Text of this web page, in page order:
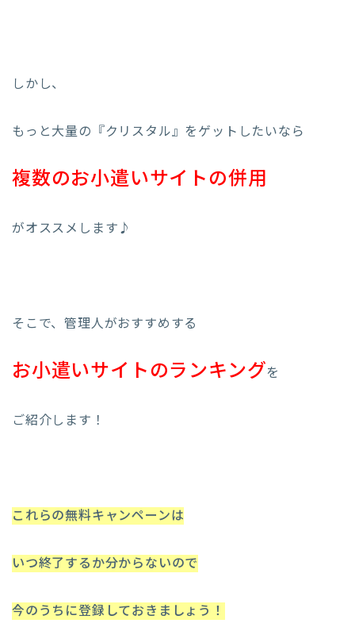
しかし、
もっと大量の『クリスタル』をゲットしたいなら
複数のお小遣いサイトの併用
がオススメします♪
そこで、管理人がおすすめする
お小遣いサイトのランキングを
ご紹介します！
これらの無料キャンペーンは
いつ終了するか分からないので
今のうちに登録しておきましょう！